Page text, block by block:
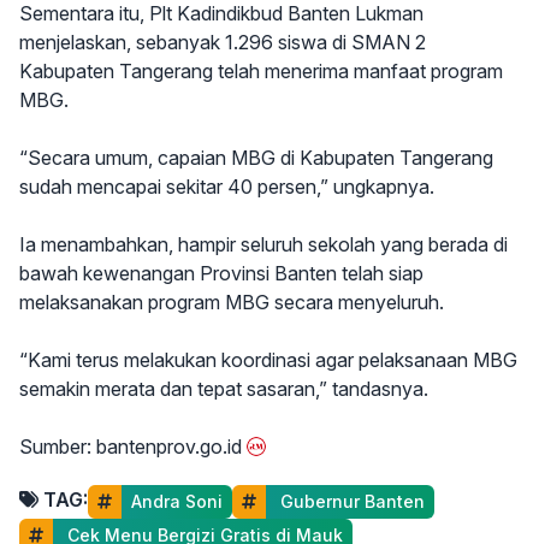
Sementara itu, Plt Kadindikbud Banten Lukman
menjelaskan, sebanyak 1.296 siswa di SMAN 2
Kabupaten Tangerang telah menerima manfaat program
MBG.
“Secara umum, capaian MBG di Kabupaten Tangerang
sudah mencapai sekitar 40 persen,” ungkapnya.
Ia menambahkan, hampir seluruh sekolah yang berada di
bawah kewenangan Provinsi Banten telah siap
melaksanakan program MBG secara menyeluruh.
“Kami terus melakukan koordinasi agar pelaksanaan MBG
semakin merata dan tepat sasaran,” tandasnya.
Sumber: bantenprov.go.id
TAG: Andra Soni
Gubernur Banten
Cek Menu Bergizi Gratis di Mauk